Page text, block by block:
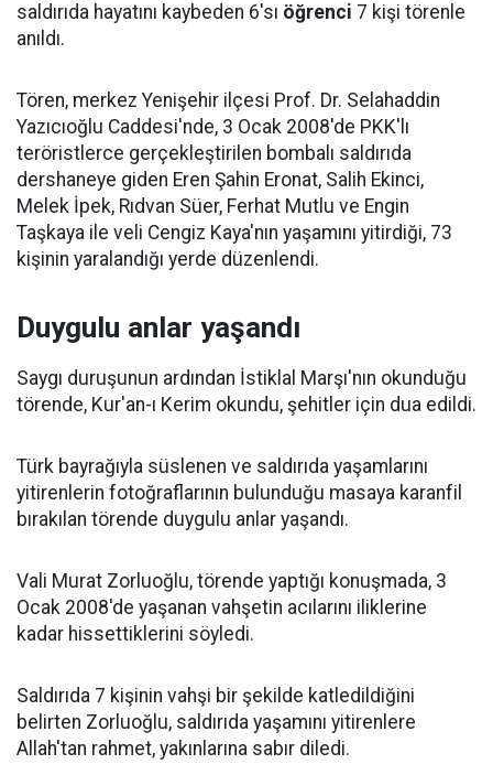
saldırıda hayatını kaybeden 6'sı öğrenci 7 kişi törenle
anıldı.
Tören, merkez Yenişehir ilçesi Prof. Dr. Selahaddin
Yazıcıoğlu Caddesi'nde, 3 Ocak 2008'de PKK'lı
teröristlerce gerçekleştirilen bombalı saldırıda
dershaneye giden Eren Şahin Eronat, Salih Ekinci,
Melek İpek, Rıdvan Süer, Ferhat Mutlu ve Engin
Taşkaya ile veli Cengiz Kaya'nın yaşamını yitirdiği, 73
kişinin yaralandığı yerde düzenlendi.
Duygulu anlar yaşandı
Saygı duruşunun ardından İstiklal Marşı'nın okunduğu
törende, Kur'an-ı Kerim okundu, şehitler için dua edildi.
Türk bayrağıyla süslenen ve saldırıda yaşamlarını
yitirenlerin fotoğraflarının bulunduğu masaya karanfil
bırakılan törende duygulu anlar yaşandı.
Vali Murat Zorluoğlu, törende yaptığı konuşmada, 3
Ocak 2008'de yaşanan vahşetin acılarını iliklerine
kadar hissettiklerini söyledi.
Saldırıda 7 kişinin vahşi bir şekilde katledildiğini
belirten Zorluoğlu, saldırıda yaşamını yitirenlere
Allah'tan rahmet, yakınlarına sabır diledi.